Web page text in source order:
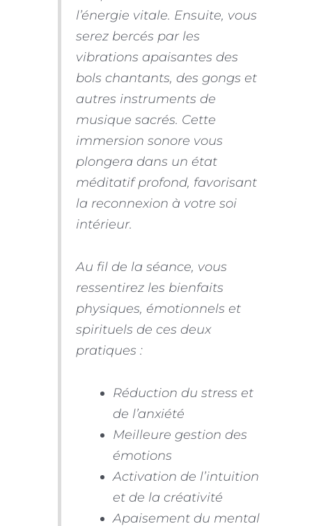
l’énergie vitale. Ensuite, vous
serez bercés par les
vibrations apaisantes des
bols chantants, des gongs et
autres instruments de
musique sacrés. Cette
immersion sonore vous
plongera dans un état
méditatif profond, favorisant
la reconnexion à votre soi
intérieur.
Au fil de la séance, vous
ressentirez les bienfaits
physiques, émotionnels et
spirituels de ces deux
pratiques :
Réduction du stress et
de l’anxiété
Meilleure gestion des
émotions
Activation de l’intuition
et de la créativité
Apaisement du mental